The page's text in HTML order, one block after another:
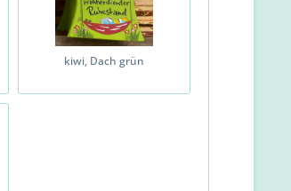
kiwi, Dach grün